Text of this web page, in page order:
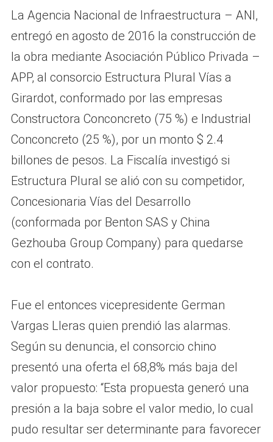
La Agencia Nacional de Infraestructura – ANI,
entregó en agosto de 2016 la construcción de
la obra mediante Asociación Público Privada –
APP, al consorcio Estructura Plural Vías a
Girardot, conformado por las empresas
Constructora Conconcreto (75 %) e Industrial
Conconcreto (25 %), por un monto $ 2.4
billones de pesos. La Fiscalía investigó si
Estructura Plural se alió con su competidor,
Concesionaria Vías del Desarrollo
(conformada por Benton SAS y China
Gezhouba Group Company) para quedarse
con el contrato.
Fue el entonces vicepresidente German
Vargas Lleras quien prendió las alarmas.
Según su denuncia, el consorcio chino
presentó una oferta el 68,8% más baja del
valor propuesto: “Esta propuesta generó una
presión a la baja sobre el valor medio, lo cual
pudo resultar ser determinante para favorecer